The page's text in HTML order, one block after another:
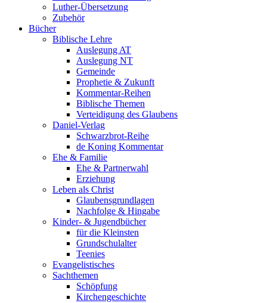
Luther-Übersetzung
Zubehör
Bücher
Biblische Lehre
Auslegung AT
Auslegung NT
Gemeinde
Prophetie & Zukunft
Kommentar-Reihen
Biblische Themen
Verteidigung des Glaubens
Daniel-Verlag
Schwarzbrot-Reihe
de Koning Kommentar
Ehe & Familie
Ehe & Partnerwahl
Erziehung
Leben als Christ
Glaubensgrundlagen
Nachfolge & Hingabe
Kinder- & Jugendbücher
für die Kleinsten
Grundschulalter
Teenies
Evangelistisches
Sachthemen
Schöpfung
Kirchengeschichte